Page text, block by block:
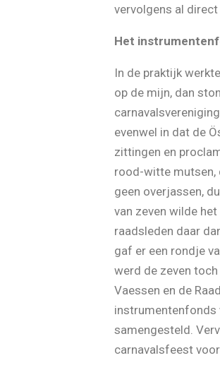
vervolgens al
Het
In de praktijk
op de mijn, dan
evenwel in dat de
zittingen en
rood-witte mutsen,
geen overjassen,
van zeven wilde
raadsleden daar
gaf er een rondje
werd de zeven
Vaessen en de
instrumentenfonds
samengesteld.
carnavalsfeest